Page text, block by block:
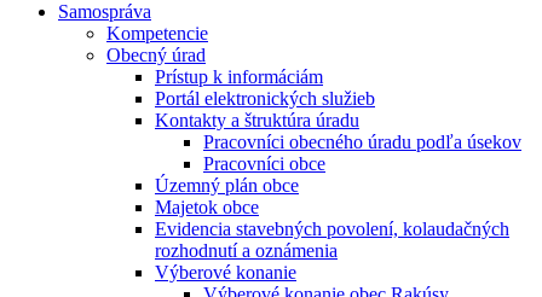
Samospráva
Kompetencie
Obecný úrad
Prístup k informáciám
Portál elektronických služieb
Kontakty a štruktúra úradu
Pracovníci obecného úradu podľa úsekov
Pracovníci obce
Územný plán obce
Majetok obce
Evidencia stavebných povolení, kolaudačných
rozhodnutí a oznámenia
Výberové konanie